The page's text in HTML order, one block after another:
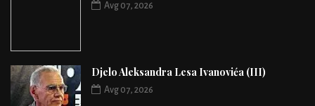
Avg 07, 2026
Djelo Aleksandra Lesa Ivanovića (III)
Avg 07, 2026